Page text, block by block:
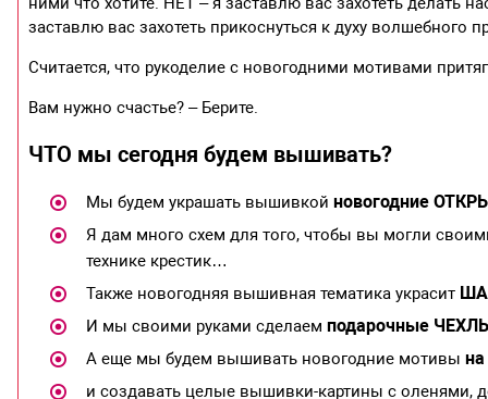
заставлю вас захотеть прикоснуться к духу волшебного
Считается, что рукоделие с новогодними мотивами
Вам нужно счастье? – Берите.
ЧТО мы сегодня будем вышивать?
Мы будем украшать вышивкой новогодние
Я дам много схем для того, чтобы вы могли
технике крестик…
Также новогодняя вышивная тематика украсит
И мы своими руками сделаем подарочные
А еще мы будем вышивать новогодние мотивы
и создавать целые вышивки-картины с оленями,